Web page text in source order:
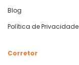
Blog
Política de Privacidade
Corretor